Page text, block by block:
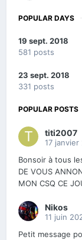
POPULAR DAYS
19 sept. 2018
581 posts
23 sept. 2018
331 posts
POPULAR POSTS
titi2007
17 janvier
Bonsoir à tous
DE VOUS
MON CSQ CE
Nikos
11 juin
Petit message